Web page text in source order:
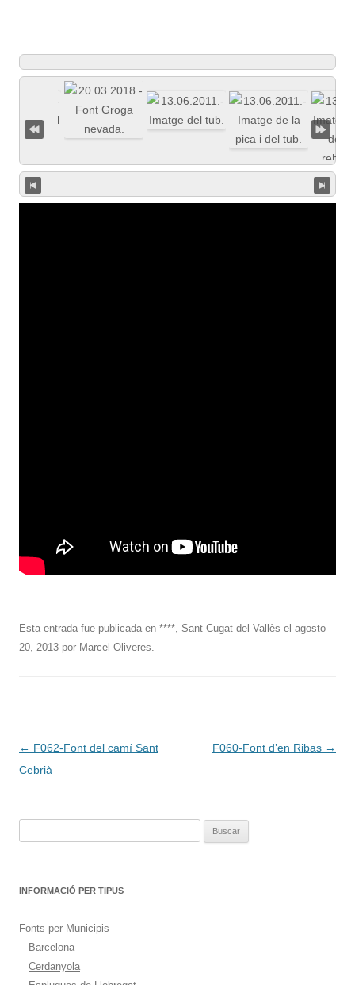
Esta entrada fue publicada en ****, Sant Cugat del Vallès el agosto
20, 2013 por Marcel Oliveres.
Navegación
de
← F062-Font del camí Sant
Cebrià
F060-Font d’en Ribas →
INFORMACIÓ PER TIPUS
Fonts per Municipis
Barcelona
Cerdanyola